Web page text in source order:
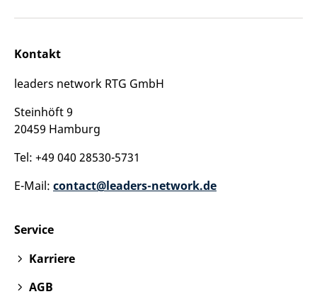
Kontakt
leaders network RTG GmbH
Steinhöft 9
20459 Hamburg
Tel: +49 040 28530-5731
E-Mail: contact@leaders-network.de
Service
Karriere
AGB